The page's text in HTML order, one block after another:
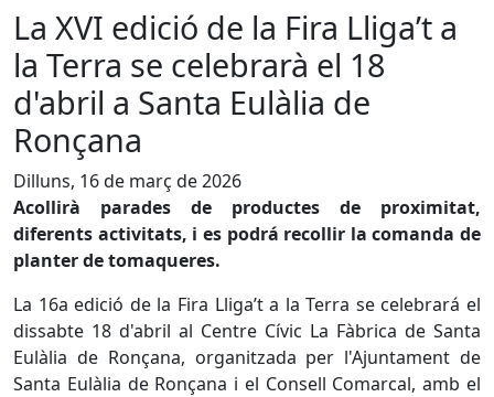
La XVI edició de la Fira Lliga’t a
la Terra se celebrarà el 18
d'abril a Santa Eulàlia de
Ronçana
Dilluns, 16 de març de 2026
Acollirà parades de productes de proximitat,
diferents activitats, i es podrá recollir la comanda de
planter de tomaqueres.
La 16a edició de la Fira Lliga’t a la Terra se celebrará el
dissabte 18 d'abril al Centre Cívic La Fàbrica de Santa
Eulàlia de Ronçana, organitzada per l'Ajuntament de
Santa Eulàlia de Ronçana i el Consell Comarcal, amb el